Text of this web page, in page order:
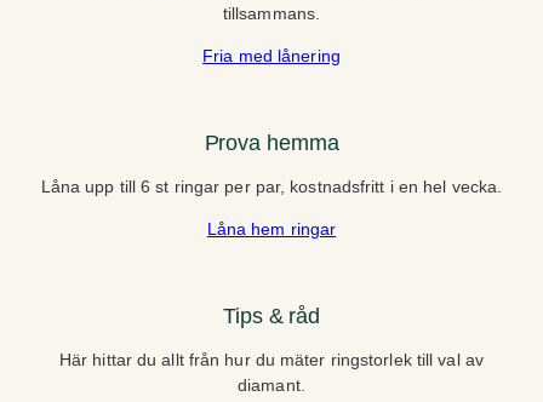
tillsammans.
Fria med lånering
Prova hemma
Låna upp till 6 st ringar per par, kostnadsfritt i en hel vecka.
Låna hem ringar
Tips & råd
Här hittar du allt från hur du mäter ringstorlek till val av
diamant.